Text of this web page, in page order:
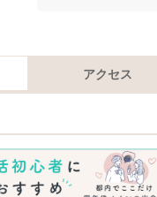
アクセス